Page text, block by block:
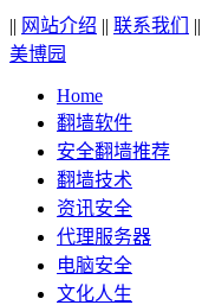
|| 网站介绍 || 联系我们 ||
美博园
Home
翻墙软件
安全翻墙推荐
翻墙技术
资讯安全
代理服务器
电脑安全
文化人生